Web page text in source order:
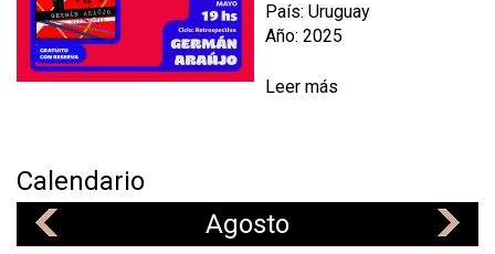
País: Uruguay
Año: 2025
Leer más
Calendario
Agosto